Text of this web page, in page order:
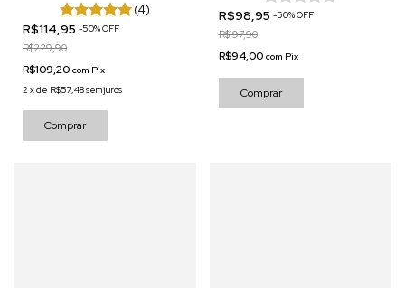
(4)
R$114,95 -50%OFF
R$229,90
R$109,20 com Pix
2 xde R$57,48sem juros
Comprar
R$98,95 -50%OFF
R$197,90
R$94,00 com Pix
Comprar